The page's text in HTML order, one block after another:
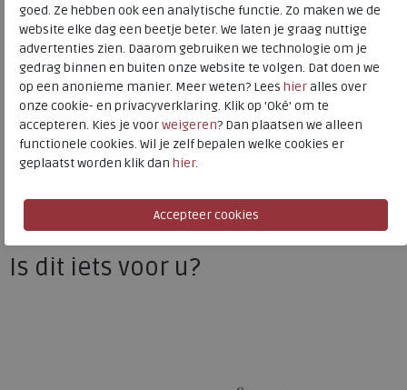
ECCO
Toon alles vanECCO
Naar alle sneakers / veterschoenen
Uitneembaar voetbed
ja
Is dit iets voor u?
goed. Ze hebben ook een analytische functie. Zo maken we de
website elke dag een beetje beter. We laten je graag nuttige
advertenties zien. Daarom gebruiken we technologie om je
gedrag binnen en buiten onze website te volgen. Dat doen we
op een anonieme manier. Meer weten? Lees hieralles over
onze cookie- en privacyverklaring. Klik op 'Oké' om te
accepteren. Kies je voorweigeren? Dan plaatsen we alleen
functionele cookies. Wil je zelf bepalen welke cookies er
geplaatst worden klik dan hier.